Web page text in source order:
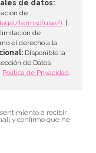
de datos:
de
termsofuse/). |
de
el derecho a la
Disponible la
de Datos
Política de Privacidad.
a recibir
y confirmo que he